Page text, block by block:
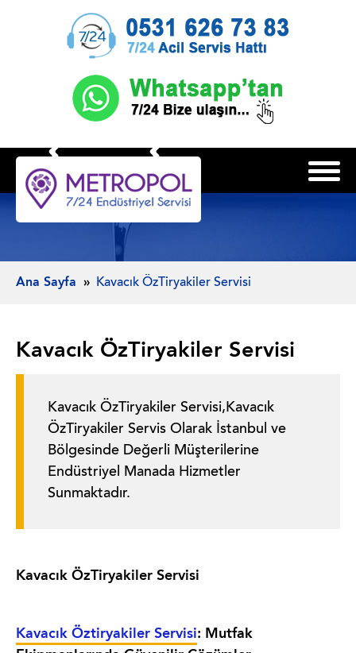
Ana Sayfa Kavacık ÖzTiryakiler Servisi
Kavacık ÖzTiryakiler Servisi
Kavacık ÖzTiryakiler Servisi,Kavacık
ÖzTiryakiler Servis Olarak İstanbul ve
Bölgesinde Değerli Müşterilerine
Endüstriyel Manada Hizmetler
Sunmaktadır.
Kavacık ÖzTiryakiler Servisi
Kavacık Öztiryakiler Servisi: Mutfak